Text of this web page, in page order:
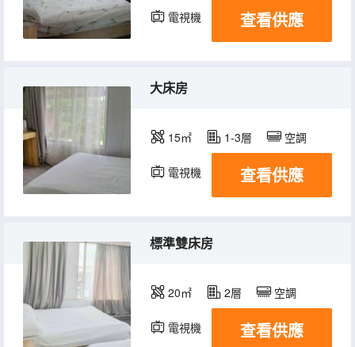
電視機 查看供應
大床房
15㎡ 1-3層 空調
電視機 查看供應
標準雙床房
20㎡ 2層 空調
電視機 查看供應